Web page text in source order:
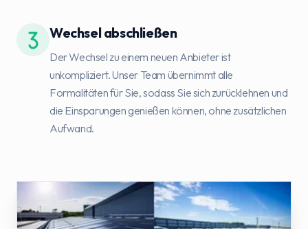
Wechsel abschließen
Der Wechsel zu einem neuen Anbieter ist
unkompliziert. Unser Team übernimmt alle
Formalitäten für Sie, sodass Sie sich zurücklehnen und
die Einsparungen genießen können, ohne zusätzlichen
Aufwand.